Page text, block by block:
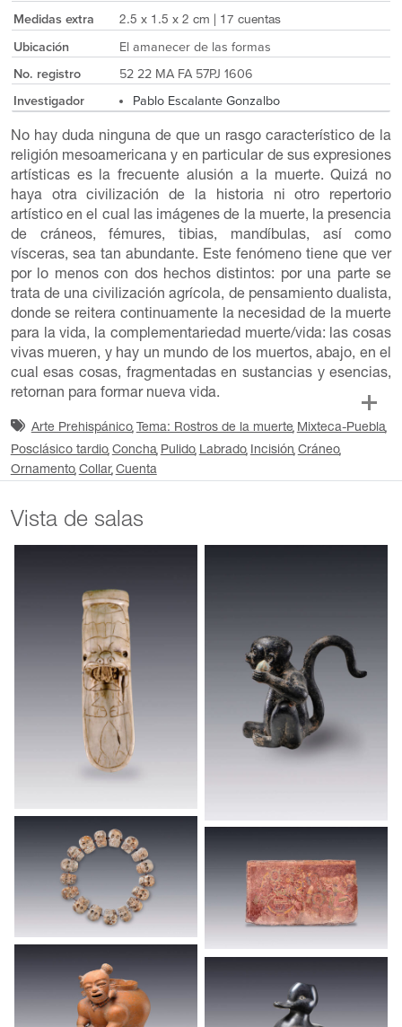
Medidas extra 2.5 x 1.5 x 2 cm | 17 cuentas
Ubicación
El amanecer de las formas
No. registro
52 22 MA FA 57PJ 1606
Investigador
Pablo Escalante Gonzalbo
No hay duda ninguna de que un rasgo característico de la
religión mesoamericana y en particular de sus expresiones
artísticas es la frecuente alusión a la muerte. Quizá no
haya otra civilización de la historia ni otro repertorio
artístico en el cual las imágenes de la muerte, la presencia
de cráneos, fémures, tibias, mandíbulas, así como
vísceras, sea tan abundante. Este fenómeno tiene que ver
por lo menos con dos hechos distintos: por una parte se
trata de una civilización agrícola, de pensamiento dualista,
donde se reitera continuamente la necesidad de la muerte
para la vida, la complementariedad muerte/vida: las cosas
vivas mueren, y hay un mundo de los muertos, abajo, en el
cual esas cosas, fragmentadas en sustancias y esencias,
retornan para formar nueva vida.
Arte Prehispánico Tema: Rostros de la muerte Mixteca-Puebla
Posclásico tardio Concha Pulido Labrado Incisión Cráneo
Ornamento Collar Cuenta
Vista de salas